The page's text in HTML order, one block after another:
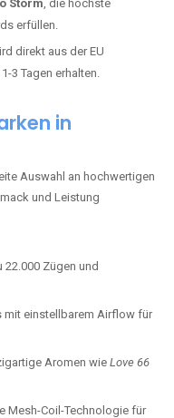
Storm, die höchste
erfüllen.
direkt aus der EU
3 Tagen erhalten.
in
Auswahl an hochwertigen
und Leistung
22.000 Zügen und
mit einstellbarem Airflow für
Aromen wie Love 66
Mesh-Coil-Technologie für